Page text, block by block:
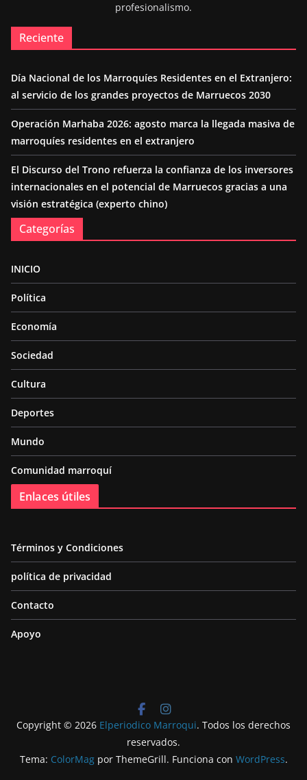
profesionalismo.
Reciente
Día Nacional de los Marroquíes Residentes en el Extranjero:
al servicio de los grandes proyectos de Marruecos 2030
Operación Marhaba 2026: agosto marca la llegada masiva de
marroquíes residentes en el extranjero
El Discurso del Trono refuerza la confianza de los inversores
internacionales en el potencial de Marruecos gracias a una
visión estratégica (experto chino)
Categorías
INICIO
Política
Economía
Sociedad
Cultura
Deportes
Mundo
Comunidad marroquí
Enlaces útiles
Términos y Condiciones
política de privacidad
Contacto
Apoyo
Copyright © 2026 Elperiodico Marroqui. Todos los derechos
reservados.
Tema: ColorMagpor ThemeGrill. Funciona con WordPress.